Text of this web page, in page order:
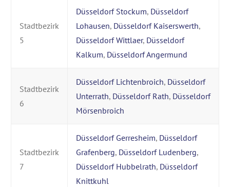
Stadtbezirk
5
Düsseldorf Stockum, Düsseldorf
Lohausen, Düsseldorf Kaiserswerth,
Düsseldorf Wittlaer, Düsseldorf
Kalkum, Düsseldorf Angermund
Stadtbezirk
6
Düsseldorf Lichtenbroich, Düsseldorf
Unterrath, Düsseldorf Rath, Düsseldorf
Mörsenbroich
Stadtbezirk
7
Düsseldorf Gerresheim, Düsseldorf
Grafenberg, Düsseldorf Ludenberg,
Düsseldorf Hubbelrath, Düsseldorf
Knittkuhl